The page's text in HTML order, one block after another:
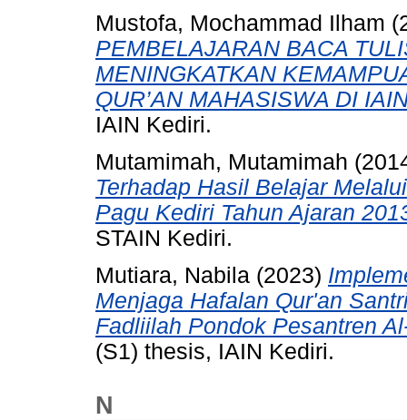
Mustofa, Mochammad Ilham
PEMBELAJARAN BACA
MENINGKATKAN
QUR’AN MAHASISWA DI
IAIN Kediri.
Mutamimah, Mutamimah
Terhadap Hasil Belajar
Pagu Kediri Tahun Ajaran
STAIN Kediri.
Mutiara, Nabila (2023)
Menjaga Hafalan Qur'an
Fadliilah Pondok Pesantren
(S1) thesis, IAIN Kediri.
N